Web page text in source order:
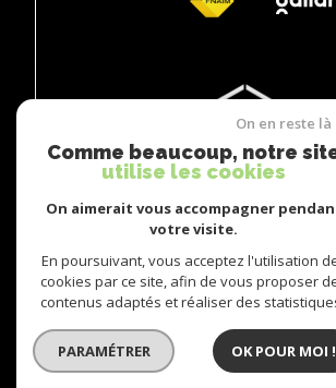
© 2026 | TOUS DROITS RÉSERVÉS |
NOS HONORAIRES PLAN DU SITE
MENTIONS
ADMIN
NOS LIENS
On en reste là
Comme beaucoup, notre
utilise les cookies
On aimerait vous accompagner
votre visite.
En poursuivant, vous acceptez l'utilisation
cookies par ce site, afin de vous proposer
contenus adaptés et réaliser des
PARAMÉTRER OK POUR MOI !